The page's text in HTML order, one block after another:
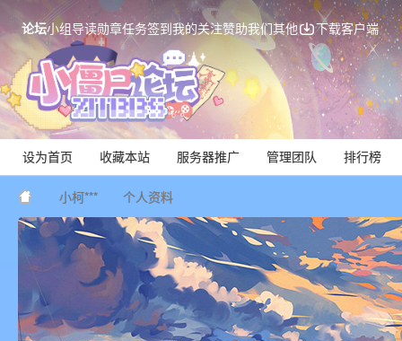
论坛小组导读勋章任务签到我的关注赞助我们其他 下载客户端
设为首页 收藏本站 服务器推广 管理团队 排行榜
Mi
小柯*** 个人资料